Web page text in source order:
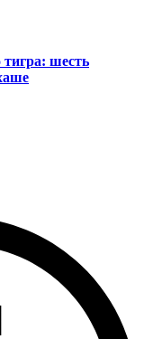
тигра: шесть